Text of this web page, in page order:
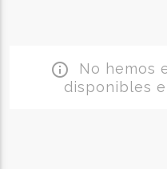
info_outline No hemos
disponibles